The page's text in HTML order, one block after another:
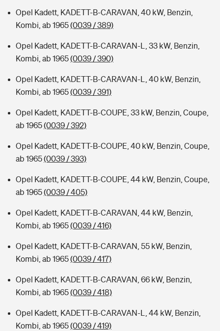
Opel Kadett, KADETT-B-CARAVAN, 40 kW, Benzin,
Kombi, ab 1965(0039 / 389)
Opel Kadett, KADETT-B-CARAVAN-L, 33 kW, Benzin,
Kombi, ab 1965(0039 / 390)
Opel Kadett, KADETT-B-CARAVAN-L, 40 kW, Benzin,
Kombi, ab 1965(0039 / 391)
Opel Kadett, KADETT-B-COUPE, 33 kW, Benzin, Coupe,
ab 1965(0039 / 392)
Opel Kadett, KADETT-B-COUPE, 40 kW, Benzin, Coupe,
ab 1965(0039 / 393)
Opel Kadett, KADETT-B-COUPE, 44 kW, Benzin, Coupe,
ab 1965(0039 / 405)
Opel Kadett, KADETT-B-CARAVAN, 44 kW, Benzin,
Kombi, ab 1965(0039 / 416)
Opel Kadett, KADETT-B-CARAVAN, 55 kW, Benzin,
Kombi, ab 1965(0039 / 417)
Opel Kadett, KADETT-B-CARAVAN, 66 kW, Benzin,
Kombi, ab 1965(0039 / 418)
Opel Kadett, KADETT-B-CARAVAN-L, 44 kW, Benzin,
Kombi, ab 1965(0039 / 419)